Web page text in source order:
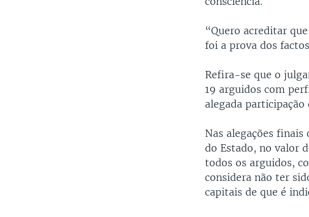
“Quero acreditar
foi a prova dos
Refira-se que o
19 arguidos com
alegada
Nas alegações
do Estado, no valor
todos os arguidos,
considera não ter
capitais de que é